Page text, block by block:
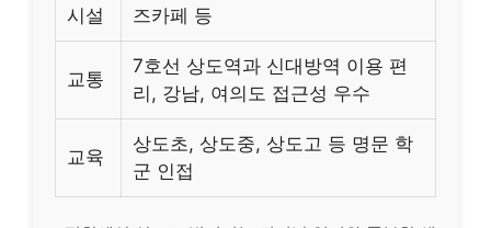
시설
즈카페 등
교통
7호선 상도역과 신대방역 이용 편
리, 강남, 여의도 접근성 우수
교육
상도초, 상도중, 상도고 등 명문 학
군 인접